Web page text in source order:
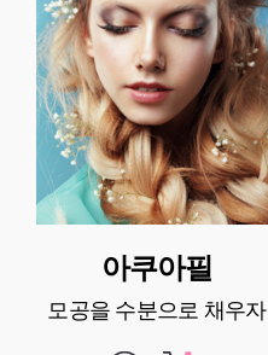
아쿠아필
모공을 수분으로 채우자